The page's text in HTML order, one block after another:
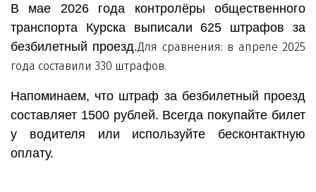
В мае 2026 года контролёры общественного
транспорта Курска выписали 625 штрафов за
безбилетный проезд.Для сравнения: в апреле 2025
года составили 330 штрафов.
Напоминаем, что штраф за безбилетный проезд
составляет 1500 рублей. Всегда покупайте билет
у водителя или используйте бесконтактную
оплату.